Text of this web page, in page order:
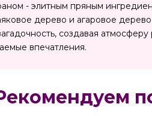
- элитным пряным
дерево и агаровое
создавая
впечатления.